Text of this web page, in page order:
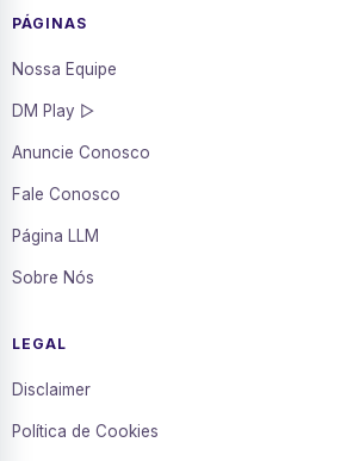
PÁGINAS
Nossa Equipe
DM Play ▷
Anuncie Conosco
Fale Conosco
Página LLM
Sobre Nós
LEGAL
Disclaimer
Política de Cookies